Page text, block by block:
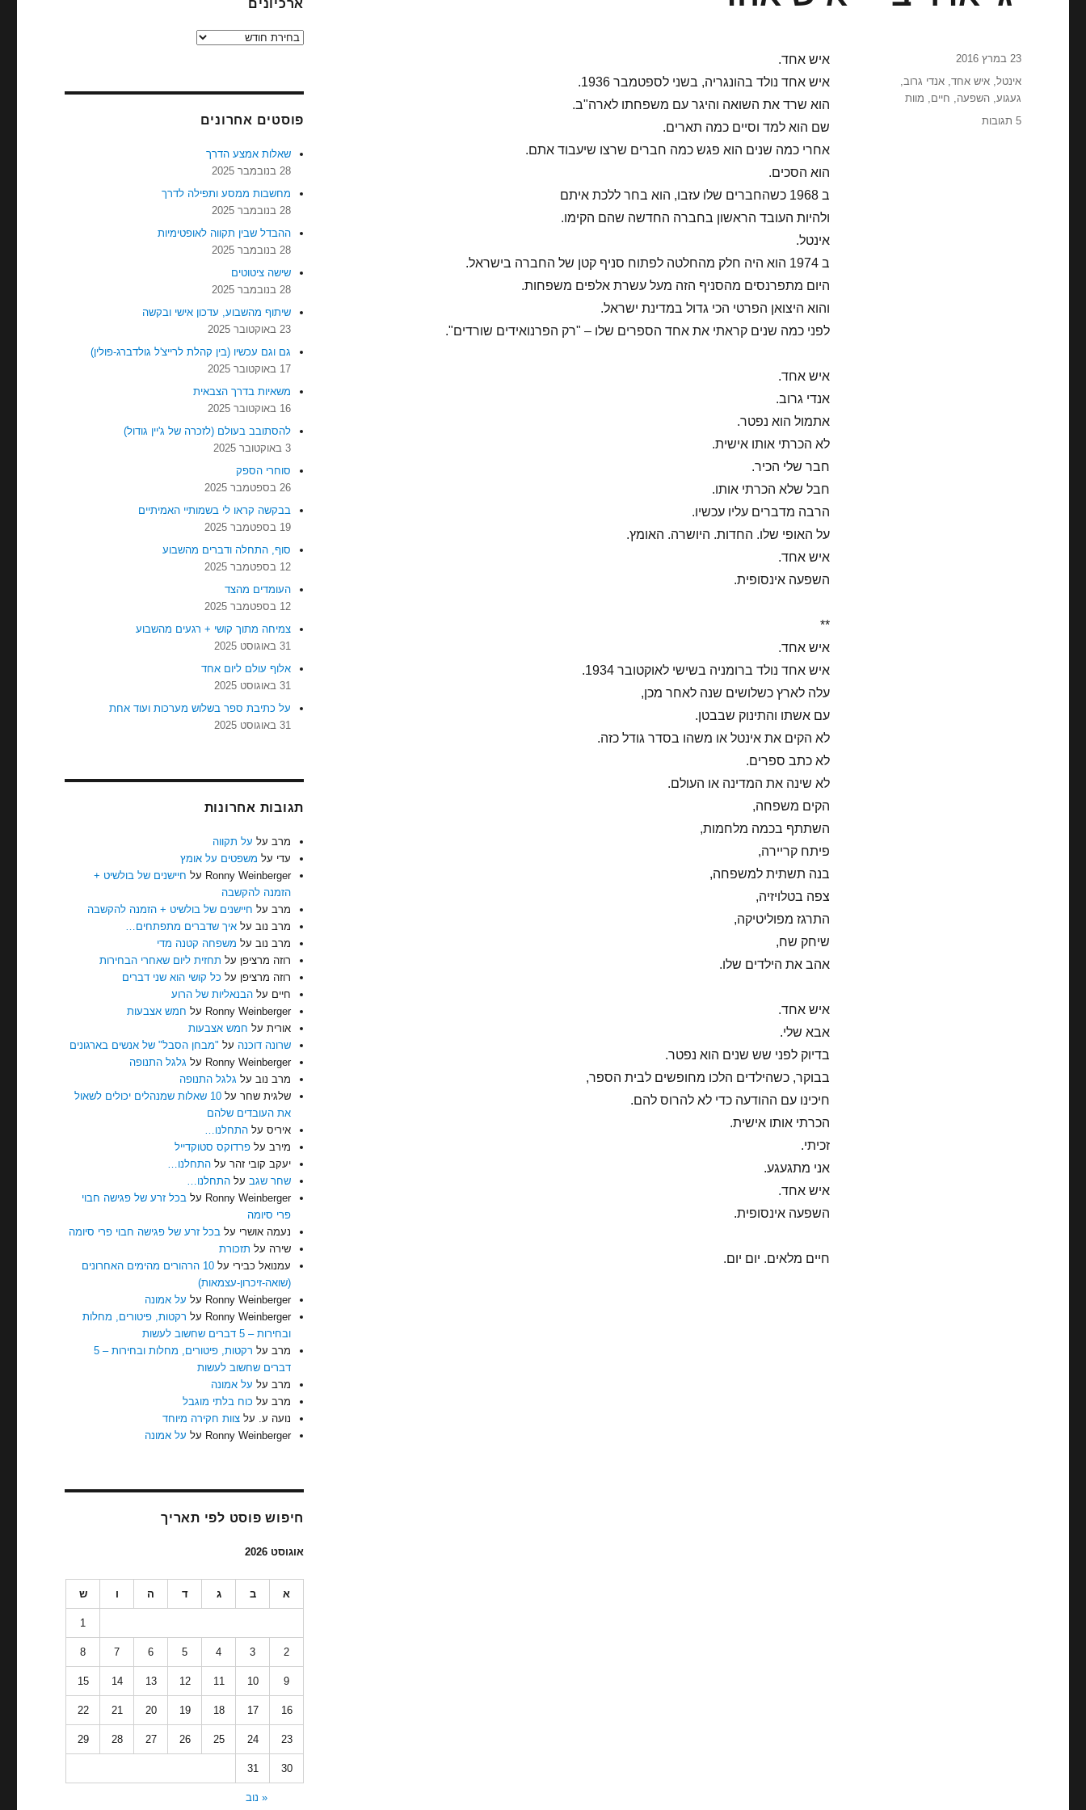
איש אחד.
איש אחד נולד בהונגריה, בשני לספטמבר 1936.
הוא שרד את השואה והיגר עם משפחתו לארה"ב.
שם הוא למד וסיים כמה תארים.
אחרי כמה שנים הוא פגש כמה חברים שרצו שיעבוד אתם.
הוא הסכים.
ב 1968 כשהחברים שלו עזבו, הוא בחר ללכת איתם
ולהיות העובד הראשון בחברה החדשה שהם הקימו.
אינטל.
ב 1974 הוא היה חלק מהחלטה לפתוח סניף קטן של החברה בישראל.
היום מתפרנסים מהסניף הזה מעל עשרת אלפים משפחות.
והוא היצואן הפרטי הכי גדול במדינת ישראל.
לפני כמה שנים קראתי את אחד הספרים שלו – "רק הפרנואידים שורדים".
איש אחד.
אנדי גרוב.
אתמול הוא נפטר.
לא הכרתי אותו אישית.
חבר שלי הכיר.
חבל שלא הכרתי אותו.
הרבה מדברים עליו עכשיו.
על האופי שלו. החדות. היושרה. האומץ.
איש אחד.
השפעה אינסופית.
**
איש אחד.
איש אחד נולד ברומניה בשישי לאוקטובר 1934.
עלה לארץ כשלושים שנה לאחר מכן,
עם אשתו והתינוק שבבטן.
לא הקים את אינטל או משהו בסדר גודל כזה.
לא כתב ספרים.
לא שינה את המדינה או העולם.
הקים משפחה,
השתתף בכמה מלחמות,
פיתח קריירה,
בנה תשתית למשפחה,
צפה בטלויזיה,
התרגז מפוליטיקה,
שיחק שח,
אהב את הילדים שלו.
איש אחד.
אבא שלי.
בדיוק לפני שש שנים הוא נפטר.
בבוקר, כשהילדים הלכו מחופשים לבית הספר,
חיכינו עם ההודעה כדי לא להרוס להם.
הכרתי אותו אישית.
זכיתי.
אני מתגעגע.
איש אחד.
השפעה אינסופית.
חיים מלאים. יום יום.
פורסם
בתאריך
23 במרץ 2016
תגיות
אינטל,איש אחד,אנדי גרוב,
געגוע,השפעה, חיים, מוות
5 תגובות
על
ארכיונים
ארכיונים
פוסטים אחרונים
שאלות אמצע הדרך
28 בנובמבר 2025
מחשבות ממסע ותפילה לדרך
28 בנובמבר 2025
ההבדל שבין תקווה לאופטימיות
28 בנובמבר 2025
שישה ציטוטים
28 בנובמבר 2025
שיתוף מהשבוע, עדכון אישי ובקשה
23 באוקטובר 2025
גם וגם עכשיו (בין קהלת לרייצ'ל גולדברג-פולין)
17 באוקטובר 2025
משאיות בדרך הצבאית
16 באוקטובר 2025
להסתובב בעולם (לזכרה של ג'יין גודול)
3 באוקטובר 2025
סוחרי הספק
26 בספטמבר 2025
בבקשה קראו לי בשמותיי האמיתיים
19 בספטמבר 2025
סוף, התחלה ודברים מהשבוע
12 בספטמבר 2025
העומדים מהצד
12 בספטמבר 2025
צמיחה מתוך קושי + רגעים מהשבוע
31 באוגוסט 2025
אלוף עולם ליום אחד
31 באוגוסט 2025
על כתיבת ספר בשלוש מערכות ועוד אחת
31 באוגוסט 2025
תגובות אחרונות
מרב על על תקווה
עדי על משפטים על אומץ
Ronny Weinberger על חיישנים של בולשיט +
הזמנה להקשבה
מרב על חיישנים של בולשיט + הזמנה להקשבה
מרב נוב עלאיך שדברים מתפתחים…
מרב נוב על משפחה קטנה מדי
רוזה מרציפן על תחזית ליום שאחרי הבחירות
רוזה מרציפן על כל קושי הוא שני דברים
חיים עלהבנאליות של הרוע
Ronny Weinberger על חמש אצבעות
אורית על חמש אצבעות
שרונה דוכנה על "מבחן הסבל" של אנשים בארגונים
Ronny Weinberger על גלגל התנופה
מרב נוב על גלגל התנופה
שלגית שחר על
10 שאלות שמנהלים יכולים לשאול
את העובדים שלהם
איריס עלהתחלנו…
מירב עלפרדוקס סטוקדייל
יעקב קובי זהר עלהתחלנו…
שחר שגב עלהתחלנו…
Ronny Weinberger עלבכל זרע של פגישה חבוי
פרי סיומה
נעמה אושרי עלבכל זרע של פגישה חבוי פרי סיומה
שירה על תזכורת
עמנואל כבירי על
10 הרהורים מהימים האחרונים
(שואה-זיכרון-עצמאות)
Ronny Weinberger על על אמונה
Ronny Weinberger על רקטות, פיטורים, מחלות
ובחירות – 5 דברים שחשוב לעשות
מרב על
רקטות, פיטורים, מחלות ובחירות – 5
דברים שחשוב לעשות
מרב על על אמונה
מרב על כוח בלתי מוגבל
נועה ע. עלצוות חקירה מיוחד
Ronny Weinberger על על אמונה
חיפוש פוסט לפי תאריך
אוגוסט 2026
א ב ג ד ה ו ש
1
2
3
4
5
6
7
8
9
10
11
12
13
14
15
16
17
18
19
20
21
22
23
24
25
26
27
28
29
30
31
« נוב